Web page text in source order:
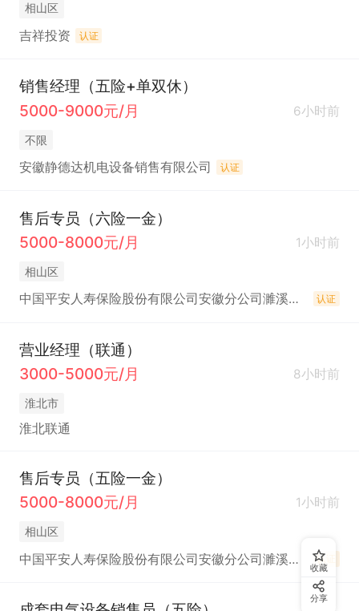
相山区
吉祥投资 认证
销售经理（五险+单双休）
5000-9000元/月
6小时前
不限
安徽静德达机电设备销售有限公司 认证
售后专员（六险一金）
5000-8000元/月
1小时前
相山区
中国平安人寿保险股份有限公司安徽分公司濉溪支公司 认证
营业经理（联通）
3000-5000元/月
8小时前
淮北市
淮北联通
售后专员（五险一金）
5000-8000元/月
1小时前
相山区
中国平安人寿保险股份有限公司安徽分公司濉溪支公司 认证
收藏
分享